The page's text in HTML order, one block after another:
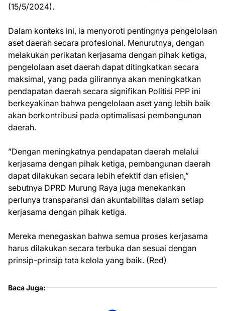
(15/5/2024).
Dalam konteks ini, ia menyoroti pentingnya pengelolaan
aset daerah secara profesional. Menurutnya, dengan
melakukan perikatan kerjasama dengan pihak ketiga,
pengelolaan aset daerah dapat ditingkatkan secara
maksimal, yang pada gilirannya akan meningkatkan
pendapatan daerah secara signifikan Politisi PPP ini
berkeyakinan bahwa pengelolaan aset yang lebih baik
akan berkontribusi pada optimalisasi pembangunan
daerah.
”Dengan meningkatnya pendapatan daerah melalui
kerjasama dengan pihak ketiga, pembangunan daerah
dapat dilakukan secara lebih efektif dan efisien,”
sebutnya DPRD Murung Raya juga menekankan
perlunya transparansi dan akuntabilitas dalam setiap
kerjasama dengan pihak ketiga.
Mereka menegaskan bahwa semua proses kerjasama
harus dilakukan secara terbuka dan sesuai dengan
prinsip-prinsip tata kelola yang baik. (Red)
Baca Juga: